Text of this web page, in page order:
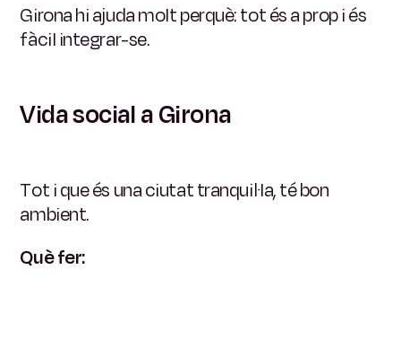
Girona hi ajuda molt perquè:tot és a prop i és
fàcil integrar-se.
Vida social a Girona
Tot i que és una ciutat tranquil·la, té bon
ambient.
Què fer: